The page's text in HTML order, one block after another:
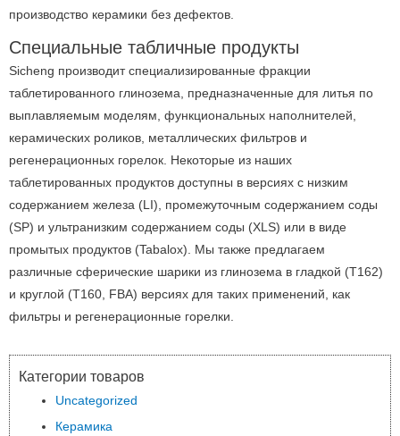
производство керамики без дефектов.
Специальные табличные продукты
Sicheng производит специализированные фракции
таблетированного глинозема, предназначенные для литья по
выплавляемым моделям, функциональных наполнителей,
керамических роликов, металлических фильтров и
регенерационных горелок.
Некоторые из наших
таблетированных продуктов доступны в версиях с низким
содержанием железа (LI), промежуточным содержанием соды
(SP) и ультранизким содержанием соды (XLS) или в виде
промытых продуктов (Tabalox).
Мы также предлагаем
различные сферические шарики из глинозема в гладкой (T162)
и круглой (T160, FBA) версиях для таких применений, как
фильтры и регенерационные горелки.
Категории товаров
Uncategorized
Керамика